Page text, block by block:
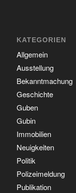
KATEGORIEN
Allgemein
Ausstellung
Bekanntmachung
Geschichte
Guben
Gubin
Immobilien
Neuigkeiten
Politik
Polizeimeldung
Publikation